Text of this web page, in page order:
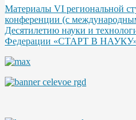
Материалы VI региональной
конференции (с
Десятилетию науки и
Федерации «СТАРТ В